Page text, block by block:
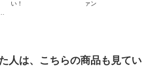
い！
ァン
人は、こちらの商品も見てい